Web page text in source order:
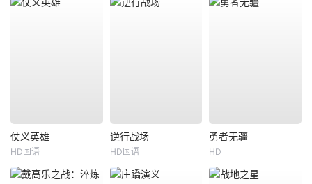
仗义英雄
HD国语
逆行战场
HD国语
勇者无疆
HD